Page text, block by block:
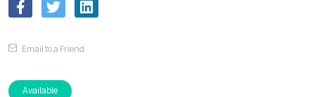
Email to a Friend
Available